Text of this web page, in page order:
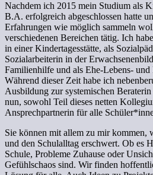
Nachdem ich 2015 mein Studium als
B.A. erfolgreich abgeschlossen hatte
Erfahrungen wie möglich sammeln
verschiedenen Bereichen tätig. Ich
in einer Kindertagesstätte, als
Sozialarbeiterin in der
Familienhilfe und als Ehe-Lebens- und
Während dieser Zeit habe ich
Ausbildung zur systemischen
nun, sowohl Teil dieses netten
Ansprechpartnerin für alle
Sie können mit allem zu mir kommen,
und den Schulalltag erschwert. Ob es
Schule, Probleme Zuhause oder
Gefühlschaos sind. Wir finden